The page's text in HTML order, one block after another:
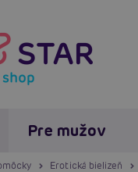
Pre mužov
Erotická bielizeň